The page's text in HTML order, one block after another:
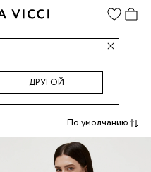
По умолчанию
ДРУГОЙ